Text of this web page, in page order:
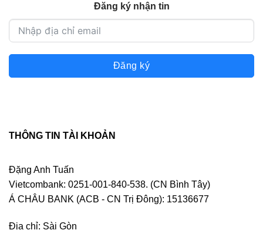
Đăng ký nhận tin
Đăng ký
THÔNG TIN TÀI KHOẢN
Đặng Anh Tuấn
Vietcombank: 0251-001-840-538. (CN Bình Tây)
Á CHÂU BANK (ACB - CN Trị Đông): 15136677
Địa chỉ: Sài Gòn